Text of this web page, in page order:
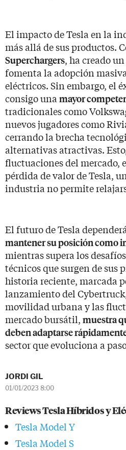
El impacto de Tesla en la
más allá de sus productos.
Superchargers, ha creado
fomenta la adopción
eléctricos. Sin embargo, el
consigo una mayor
tradicionales como
nuevos jugadores como
cerrando la brecha
alternativas atractivas.
fluctuaciones del mercado,
pérdida de valor de Tesla,
industria no permite
El futuro de Tesla
mantener su posición como
mientras supera los
técnicos que surgen de sus
historia reciente, marcada
lanzamiento del
movilidad urbana y las
mercado bursátil, muestra
deben adaptarse
sector que evoluciona a
JORDI GIL
01/01/2023 8:00
Reviews Tesla Híbridos y
Tesla Model Y
Tesla Model S